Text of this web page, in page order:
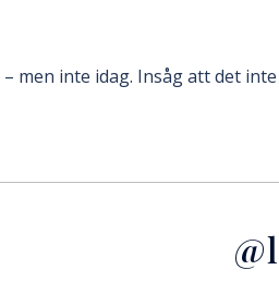
men inte idag. Insåg att det